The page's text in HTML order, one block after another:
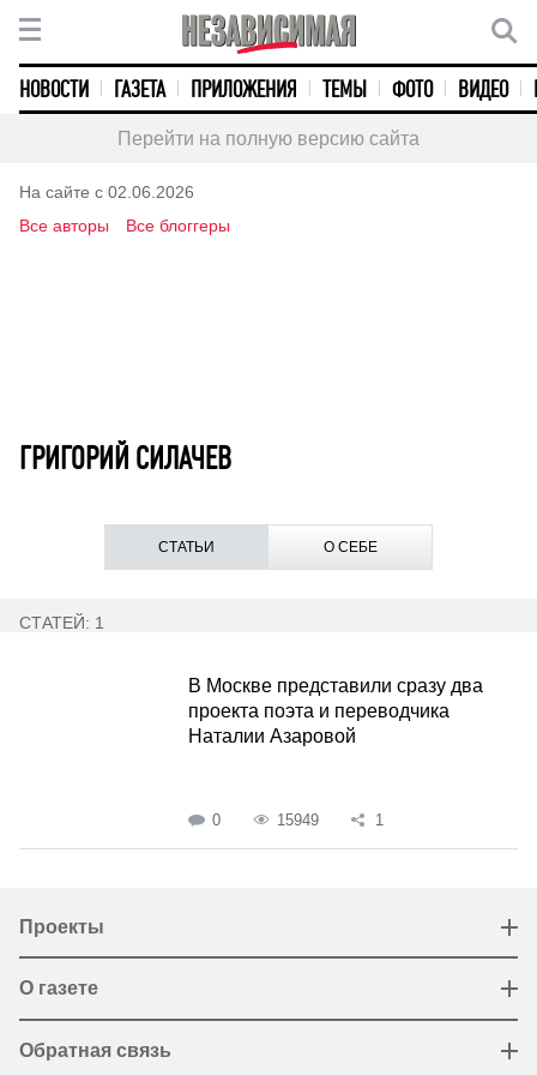
НОВОСТИ ГАЗЕТА ПРИЛОЖЕНИЯ ТЕМЫ ФОТО ВИДЕО
Перейти на полную версию сайта
На сайте с 02.06.2026
Все авторы
Все блоггеры
ГРИГОРИЙ СИЛАЧЕВ
СТАТЬИ О СЕБЕ
СТАТЕЙ: 1
В Москве представили сразу два
проекта поэта и переводчика
Наталии Азаровой
0 15949 1
Проекты
О газете
Обратная связь